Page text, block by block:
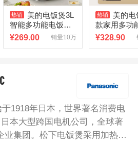
美的电饭煲3L
智能多功能电饭锅3
到4人柴火饭家用小
¥269.00 销量10万
美的
款家用多功
电饭锅2到3
¥328.90
1918年日本，世界著名消费电
本大型跨国电机公司，全球著
业集团。松下电饭煲采用加热效